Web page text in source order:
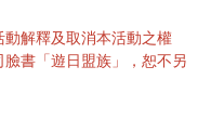
解釋及取消本活動之權
書「遊日盟族」，恕不另